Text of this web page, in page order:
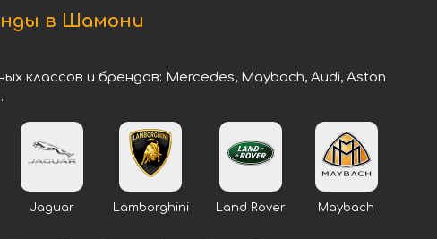
в Шамони
и брендов: Mercedes, Maybach, Audi, Aston
Jaguar Lamborghini Land Rover Maybach